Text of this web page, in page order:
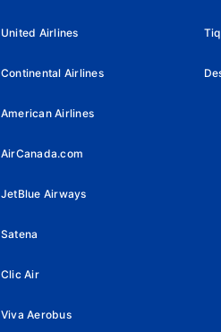
United Airlines
Continental Airlines
American Airlines
AirCanada.com
JetBlue Airways
Satena
Clic Air
Viva Aerobus